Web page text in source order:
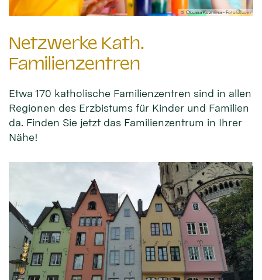
© Oksana Kuzmina - Fotolia.com
Netzwerke Kath.
Familienzentren
Etwa 170 katholische Familienzentren sind in allen
Regionen des Erzbistums für Kinder und Familien
da. Finden Sie jetzt das Familienzentrum in Ihrer
Nähe!